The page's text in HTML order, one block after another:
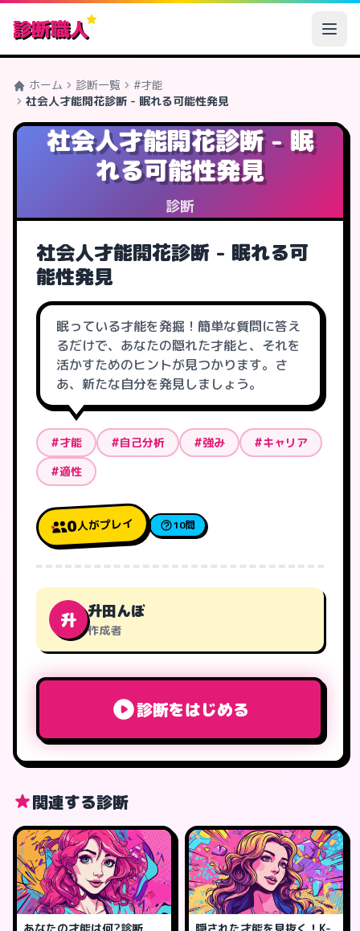
診断職人
ホーム 診断一覧
#才能
社会人才能開花診断 - 眠れる可能性発見
社会人才能開花診断 - 眠
れる可能性発見
診断
社会人才能開花診断 - 眠れる可
能性発見
眠っている才能を発掘！簡単な質問に答え
るだけで、あなたの隠れた才能と、それを
活かすためのヒントが見つかります。さ
あ、新たな自分を発見しましょう。
#才能 #自己分析 #強み
#キャリア
#適性
0人がプレイ 10問
升 升田んぼ
作成者
診断をはじめる
関連する診断